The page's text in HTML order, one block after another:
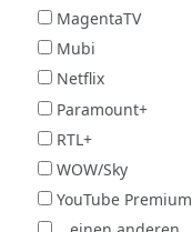
MagentaTV
Mubi
Netflix
Paramount+
RTL+
WOW/Sky
YouTube Premium